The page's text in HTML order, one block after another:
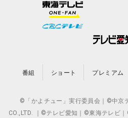
番組 ショート プレミアム
©「かよチュー」実行委員会｜©中京
CO.,LTD. ｜©テレビ愛知｜©東海テレビ